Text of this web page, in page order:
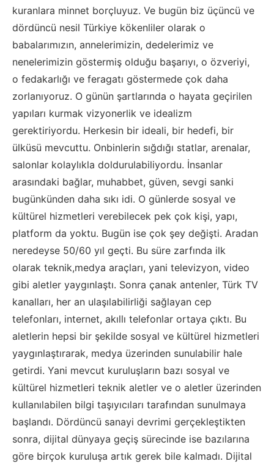
kuranlara minnet borçluyuz. Ve bugün biz üçüncü ve
dördüncü nesil Türkiye kökenliler olarak o
babalarımızın, annelerimizin, dedelerimiz ve
nenelerimizin göstermiş olduğu başarıyı, o özveriyi,
o fedakarlığı ve feragatı göstermede çok daha
zorlanıyoruz. O günün şartlarında o hayata geçirilen
yapıları kurmak vizyonerlik ve idealizm
gerektiriyordu. Herkesin bir ideali, bir hedefi, bir
ülküsü mevcuttu. Onbinlerin sığdığı statlar, arenalar,
salonlar kolaylıkla doldurulabiliyordu. İnsanlar
arasındaki bağlar, muhabbet, güven, sevgi sanki
bugünkünden daha sıkı idi. O günlerde sosyal ve
kültürel hizmetleri verebilecek pek çok kişi, yapı,
platform da yoktu. Bugün ise çok şey değişti. Aradan
neredeyse 50/60 yıl geçti. Bu süre zarfında ilk
olarak teknik,medya araçları, yani televizyon, video
gibi aletler yaygınlaştı. Sonra çanak antenler, Türk TV
kanalları, her an ulaşılabilirliği sağlayan cep
telefonları, internet, akıllı telefonlar ortaya çıktı. Bu
aletlerin hepsi bir şekilde sosyal ve kültürel hizmetleri
yaygınlaştırarak, medya üzerinden sunulabilir hale
getirdi. Yani mevcut kuruluşların bazı sosyal ve
kültürel hizmetleri teknik aletler ve o aletler üzerinden
kullanılabilen bilgi taşıyıcıları tarafından sunulmaya
başlandı. Dördüncü sanayi devrimi gerçekleştikten
sonra, dijital dünyaya geçiş sürecinde ise bazılarına
göre birçok kuruluşa artık gerek bile kalmadı. Dijital